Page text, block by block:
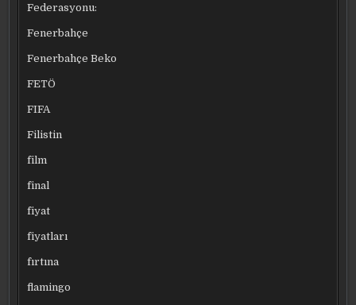
Federasyonu:
Fenerbahçe
Fenerbahçe Beko
FETÖ
FIFA
Filistin
film
final
fiyat
fiyatları
fırtına
flamingo